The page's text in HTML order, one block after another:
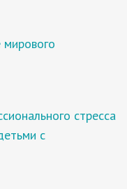
мирового
стресса
с